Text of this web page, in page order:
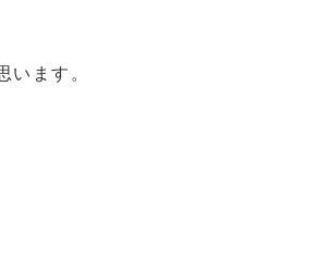
います。